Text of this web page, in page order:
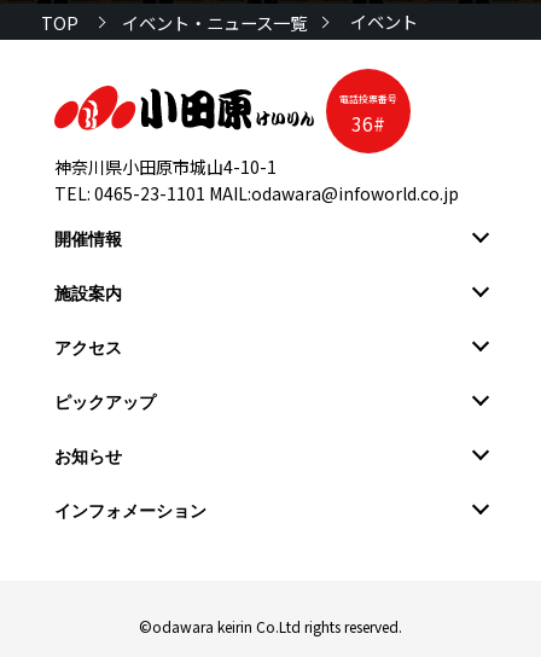
TOP イベント・ニュース一覧 イベント
電話投票番号
36#
神奈川県小田原市城山4-10-1
TEL: 0465-23-1101 MAIL:odawara@infoworld.co.jp
開催情報
施設案内
アクセス
ピックアップ
お知らせ
インフォメーション
©odawara keirin Co.Ltd rights reserved.